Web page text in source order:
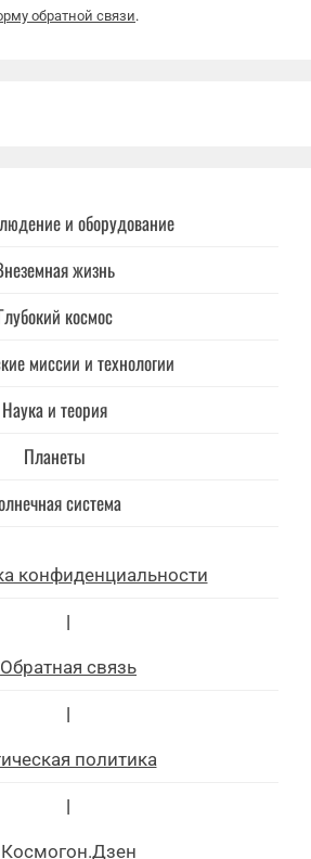
обратной связи.
и оборудование
жизнь
космос
миссии и технологии
Наука и теория
Планеты
система
конфиденциальности
|
Обратная связь
|
политика
|
Космогон.Дзен